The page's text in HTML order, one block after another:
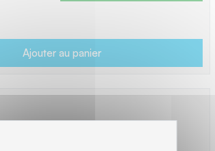
Ajouter au panier